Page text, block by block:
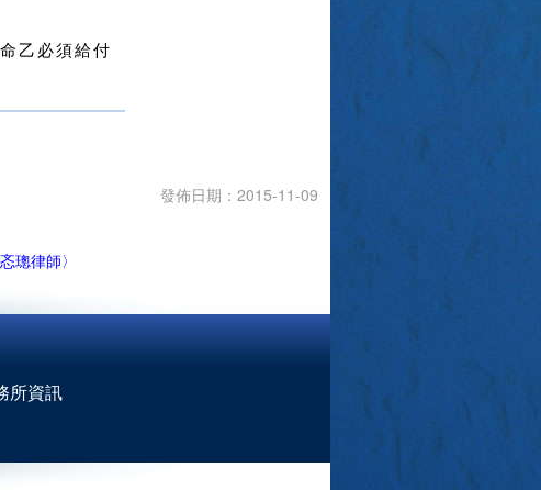
乙必須給付
發佈日期：2015-11-09
璁律師〉
所資訊